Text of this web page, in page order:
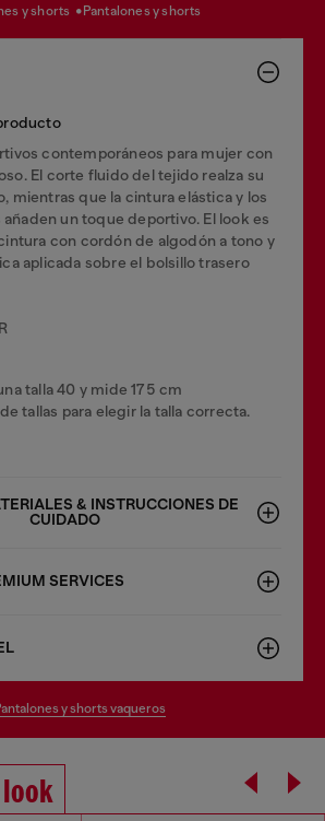
y shorts pantalones y shorts
contemporáneos para mujer con
El corte fluido del tejido realza su
mientras que la cintura elástica y los
un toque deportivo. El look es
con cordón de algodón a tono y
aplicada sobre el bolsillo trasero
talla 40 y mide 175 cm
tallas para elegir la talla correcta.
& INSTRUCCIONES DE
CUIDADO
SERVICES
pantalones y shorts vaqueros